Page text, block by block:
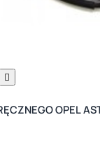

OPEL